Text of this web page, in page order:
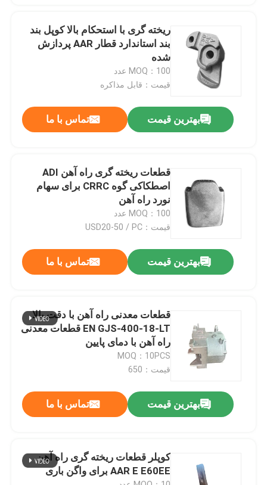
محصولات
درباره ما
تور کارخانه
با ما تماس بگیرید
پرونده ها
قطعات ریخته گری راه آهن
ریخته گری با استحکام بالا کوپل بند
بند استاندارد قطار AAR پردازش
شده
MOQ：100 عدد
قیمت：قابل مذاکره
بهترین قیمت تماس با ما
قطعات ریخته گری راه آهن ADI
اصطکاکی گوه CRRC برای سهام
نورد راه آهن
MOQ：100 عدد
قیمت：USD20-50 / PC
بهترین قیمت تماس با ما
قطعات معدنی راه آهن با دقت بالا
EN GJS-400-18-LT قطعات معدنی
راه آهن با دمای پایین
MOQ：10PCS
قیمت：650
بهترین قیمت تماس با ما
کوپلر قطعات ریخته گری راه آهن
AAR E E60EE برای واگن باری